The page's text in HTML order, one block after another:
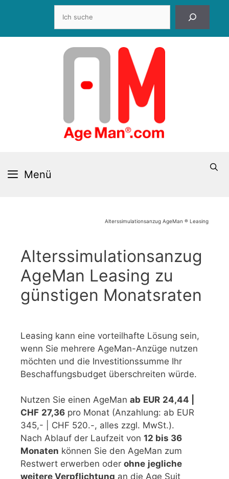
Menü
Alterssimulationsanzug AgeMan ® Leasing
Alterssimulationsanzug
AgeMan Leasing zu
günstigen Monatsraten
Leasing kann eine vorteilhafte Lösung sein,
wenn Sie mehrere AgeMan-Anzüge nutzen
möchten und die Investitionssumme Ihr
Beschaffungsbudget überschreiten würde.
Nutzen Sie einen AgeMan ab EUR 24,44 |
CHF 27,36 pro Monat (Anzahlung: ab EUR
345,- | CHF 520.-, alles zzgl. MwSt.).
Nach Ablauf der Laufzeit von 12 bis 36
Monaten können Sie den AgeMan zum
Restwert erwerben oder ohne jegliche
weitere Verpflichtung an die Age Suit